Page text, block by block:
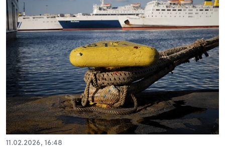
11.02.2026, 16:48